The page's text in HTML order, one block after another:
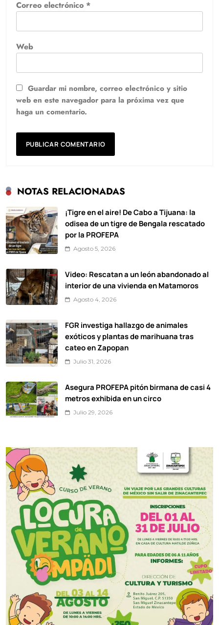
Correo electrónico *
Web
Guardar mi nombre, correo electrónico y sitio
web en este navegador para la próxima vez que
haga un comentario.
NOTAS RELACIONADAS
¡Tigre en el aire! De Cabo a Tijuana: la
odisea de un tigre de Bengala rescatado
por la PROFEPA
Agosto 5, 2026
Video: Rescatan a un león abandonado al
interior de una vivienda en Matamoros
Agosto 4, 2026
FGR investiga hallazgo de animales
exóticos y plantas de marihuana tras
cateo en Zapopan
Julio 31, 2026
Asegura PROFEPA pitón birmana de casi 4
metros exhibida en un circo
Julio 29, 2026